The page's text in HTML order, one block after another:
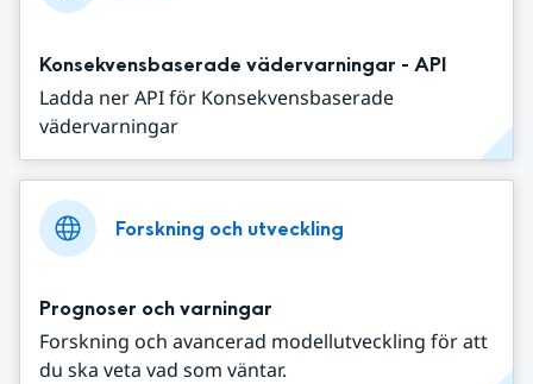
Konsekvensbaserade vädervarningar - API
Ladda ner API för Konsekvensbaserade
vädervarningar
Forskning och utveckling
Prognoser och varningar
Forskning och avancerad modellutveckling för att
du ska veta vad som väntar.